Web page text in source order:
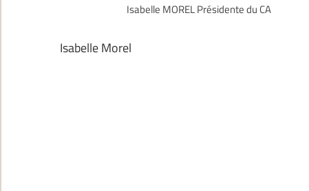
Isabelle MOREL Présidente du CA
Isabelle Morel